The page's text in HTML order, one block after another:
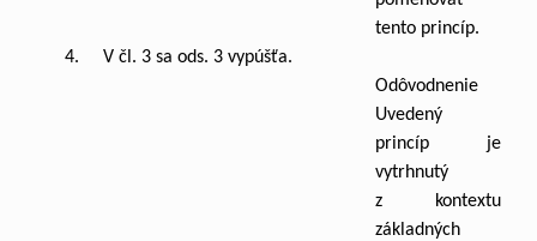
tento princíp.
4. V čl. 3 sa ods. 3 vypúšťa.
Odôvodnenie
Uvedený
princíp je
vytrhnutý
z kontextu
základných